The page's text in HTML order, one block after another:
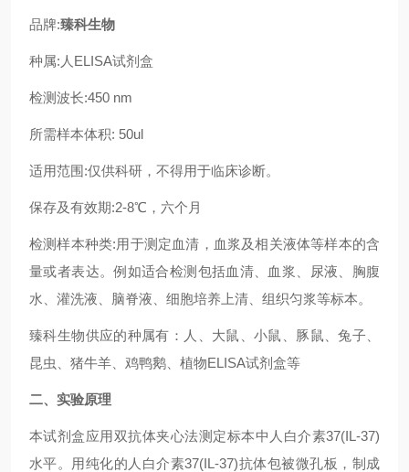
品牌:臻科生物
种属:人ELISA试剂盒
检测波长:450 nm
所需样本体积: 50ul
适用范围:仅供科研，不得用于临床诊断。
保存及有效期:2-8℃，六个月
检测样本种类:用于测定血清，血浆及相关液体等样本的含
量或者表达。例如适合检测包括血清、血浆、尿液、胸腹
水、灌洗液、脑脊液、细胞培养上清、组织匀浆等标本。
臻科生物供应的种属有：人、大鼠、小鼠、豚鼠、兔子、
昆虫、猪牛羊、鸡鸭鹅、植物ELISA试剂盒等
二、实验原理
本试剂盒应用双抗体夹心法测定标本中人白介素37(IL-37)
水平。用纯化的人白介素37(IL-37)抗体包被微孔板，制成